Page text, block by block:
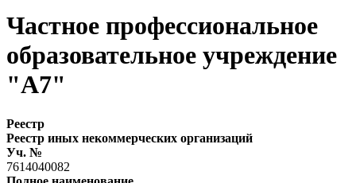
Частное профессиональное
образовательное учреждение
"А7"
Реестр
Реестр иных некоммерческих организаций
Уч. №
7614040082